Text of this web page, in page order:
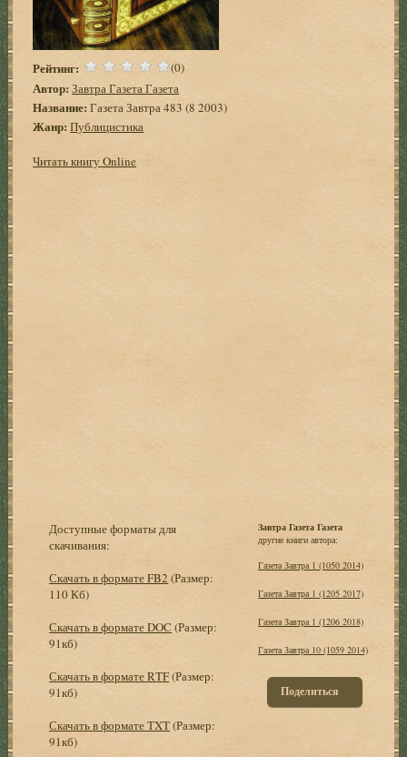
Рейтинг: (0)
Автор: Завтра Газета Газета
Название: Газета Завтра 483 (8 2003)
Жанр: Публицистика
Читать книгу Online
Доступные форматы для
скачивания:
Скачать в формате FB2 (Размер:
110 Кб)
Скачать в формате DOC (Размер:
91кб)
Скачать в формате RTF(Размер:
91кб)
Скачать в формате TXT(Размер:
91кб)
Завтра Газета Газета
другие книги автора:
Газета Завтра 1 (1050 2014)
Газета Завтра 1 (1205 2017)
Газета Завтра 1 (1206 2018)
Газета Завтра 10 (1059 2014)
Поделиться